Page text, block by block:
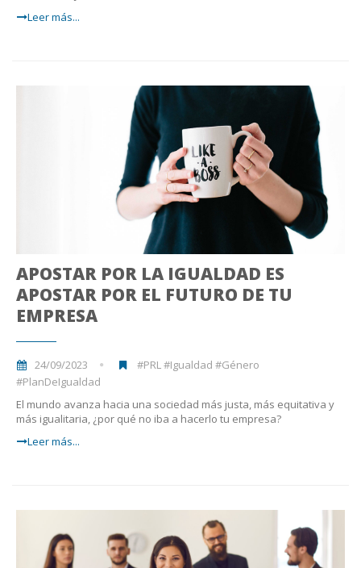
Leer más...
APOSTAR POR LA IGUALDAD ES
APOSTAR POR EL FUTURO DE TU
EMPRESA
24/09/2023
#PRL #Igualdad #Género
#PlanDeIgualdad
El mundo avanza hacia una sociedad más justa, más equitativa y
más igualitaria, ¿por qué no iba a hacerlo tu empresa?
Leer más...